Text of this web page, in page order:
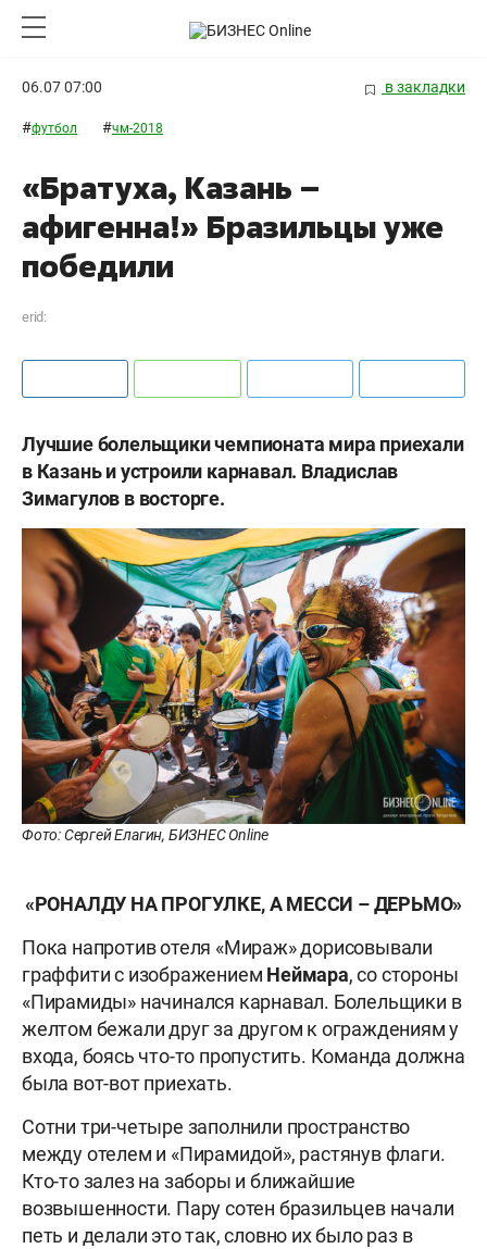
06.07 07:00 в закладки
#футбол #чм-2018
«Братуха, Казань –
афигенна!» Бразильцы уже
победили
erid:
Лучшие болельщики чемпионата мира приехали
в Казань и устроили карнавал. Владислав
Зимагулов в восторге.
Фото: Сергей Елагин, БИЗНЕС Online
«РОНАЛДУ НА ПРОГУЛКЕ, А МЕССИ – ДЕРЬМО»
Пока напротив отеля «Мираж» дорисовывали
граффити с изображением Неймара, со стороны
«Пирамиды» начинался карнавал. Болельщики в
желтом бежали друг за другом к ограждениям у
входа, боясь что-то пропустить. Команда должна
была вот-вот приехать.
Сотни три-четыре заполнили пространство
между отелем и «Пирамидой», растянув флаги.
Кто-то залез на заборы и ближайшие
возвышенности. Пару сотен бразильцев начали
петь и делали это так, словно их было раз в